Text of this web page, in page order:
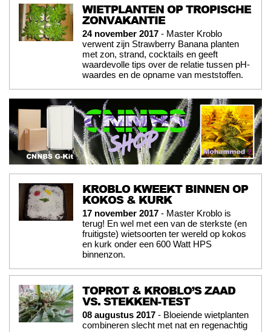
WIETPLANTEN OP TROPISCHE
ZONVAKANTIE
24 november 2017 - Master Kroblo
verwent zijn Strawberry Banana planten
met zon, strand, cocktails en geeft
waardevolle tips over de relatie tussen pH-
waardes en de opname van meststoffen.
KROBLO KWEEKT BINNEN OP
KOKOS & KURK
17 november 2017 - Master Kroblo is
terug! En wel met een van de sterkste (en
fruitigste) wietsoorten ter wereld op kokos
en kurk onder een 600 Watt HPS
binnenzon.
TOPROT & KROBLO’S ZAAD
VS. STEKKEN-TEST
08 augustus 2017 - Bloeiende wietplanten
combineren slecht met nat en regenachtig